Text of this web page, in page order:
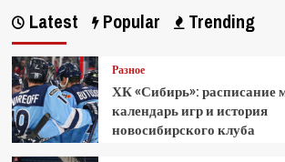
Latest Popular Trending
Разное
ХК «Сибирь»: расписание
календарь игр и история
новосибирского клуба